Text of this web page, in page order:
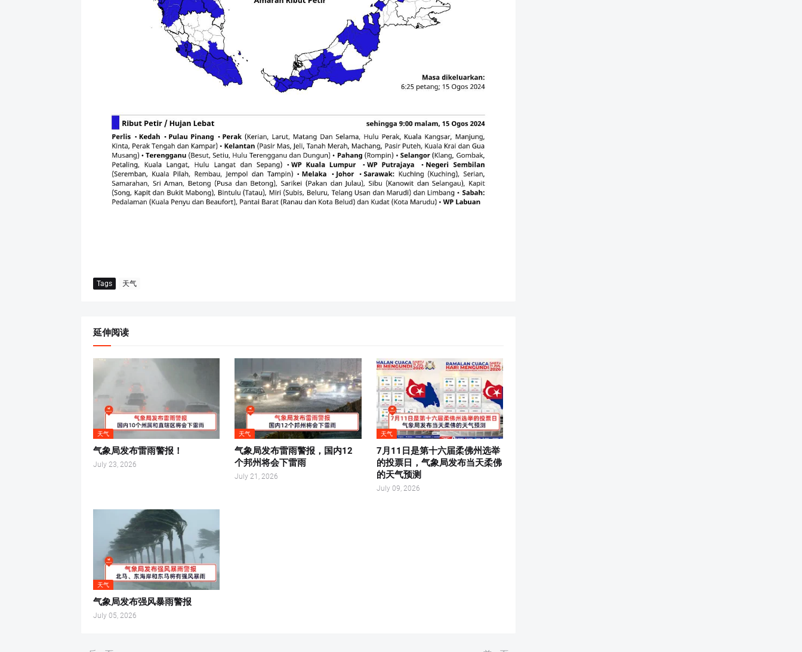
Tags 天气
延伸阅读
天气
气象局发布雷雨警报！
July 23, 2026
天气
气象局发布雷雨警报，国内12
个邦州将会下雷雨
July 21, 2026
天气
7月11日是第十六届柔佛州选举
的投票日，气象局发布当天柔佛
的天气预测
July 09, 2026
天气
气象局发布强风暴雨警报
July 05, 2026